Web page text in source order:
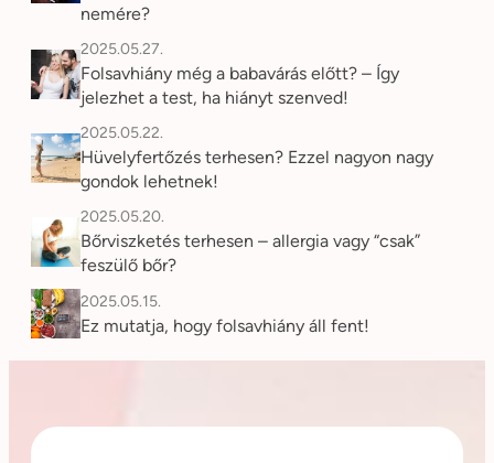
nemére?
2025.05.27.
Folsavhiány még a babavárás előtt? – Így
jelezhet a test, ha hiányt szenved!
2025.05.22.
Hüvelyfertőzés terhesen? Ezzel nagyon nagy
gondok lehetnek!
2025.05.20.
Bőrviszketés terhesen – allergia vagy “csak”
feszülő bőr?
2025.05.15.
Ez mutatja, hogy folsavhiány áll fent!